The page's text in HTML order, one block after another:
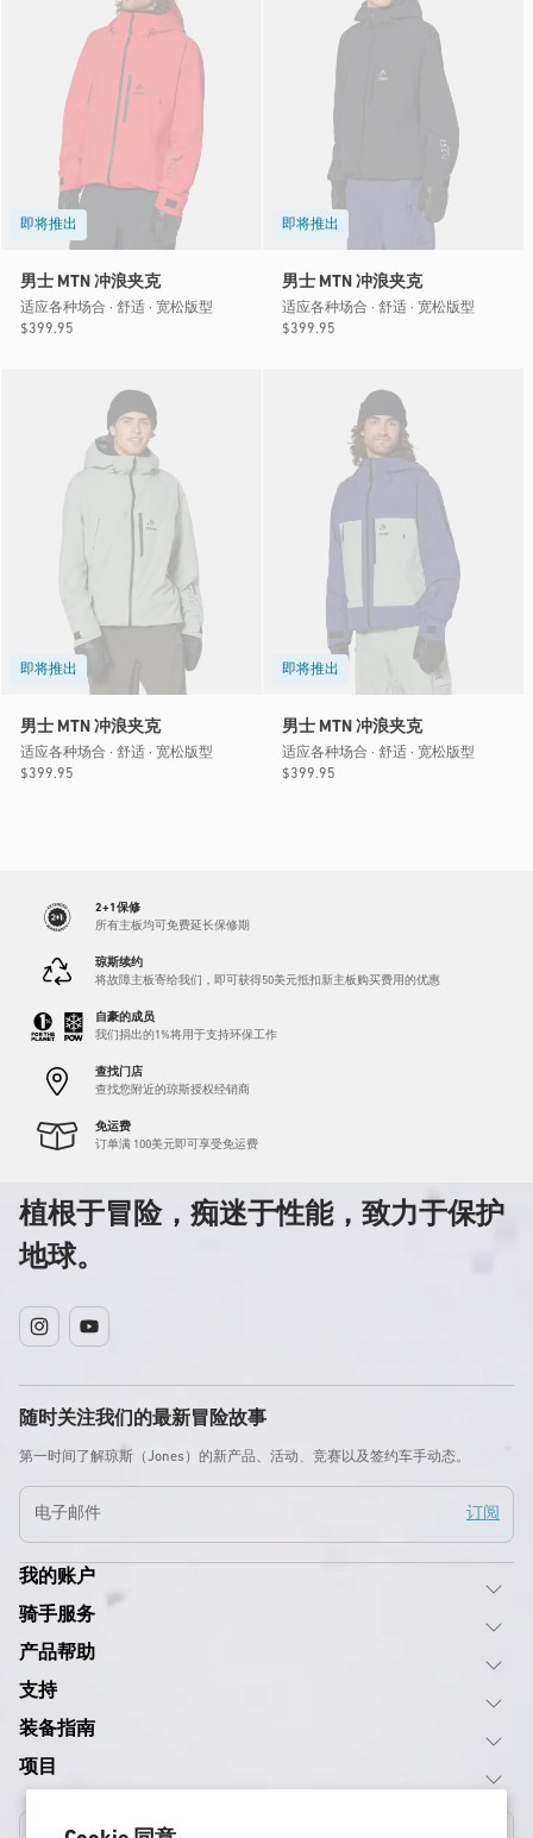
即将推出
男士 MTN 冲浪夹克
适应各种场合 · 舒适 · 宽松版型
常
$399.95
即将推出
男士 MTN 冲浪夹克
适应各种场合 · 舒适 · 宽松版型
常
$399.95
即将推出
男士 MTN 冲浪夹克
适应各种场合 · 舒适 · 宽松版型
常
$399.95
即将推出
男士 MTN 冲浪夹克
适应各种场合 · 舒适 · 宽松版型
常
$399.95
2+1保修
所有主板均可免费延长保修期
琼斯续约
将故障主板寄给我们，即可获得50美元抵扣新主板购买费用的优惠
自豪的成员
我们捐出的1%将用于支持环保工作
查找门店
查找您附近的琼斯授权经销商
免运费
订单满 100美元即可享受免运费
植根于冒险，痴迷于性能，致力于保护
地球。
InstagramYouTube
随时关注我们的最新冒险故事
第一时间了解琼斯（Jones）的新产品、活动、竞赛以及签约车手动态。
电子邮件
订阅
我的账户
骑手服务
产品帮助
支持
装备指南
项目